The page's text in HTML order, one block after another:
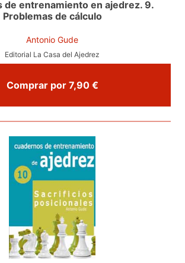
de entrenamiento en ajedrez. 9.
Problemas de cálculo
Antonio Gude
Editorial La Casa del Ajedrez
Comprar por 7,90 €